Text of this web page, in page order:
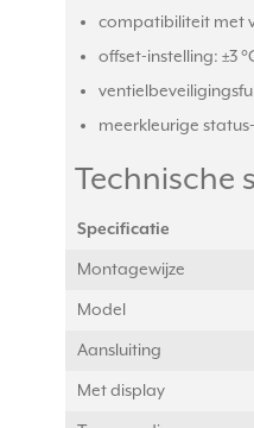
compatibiliteit met
offset-instelling: ±3
meerkleurige
Technische
Specificatie
Montagewijze
Model
Aansluiting
Met display